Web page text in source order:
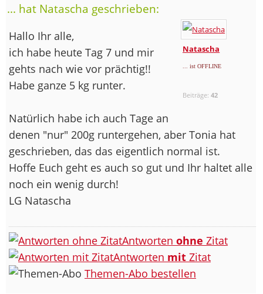
... hat Natascha geschrieben:
Natascha
... ist OFFLINE
Beiträge:42
Hallo Ihr alle,
ich habe heute Tag 7 und mir
gehts nach wie vor prächtig!!
Habe ganze 5 kg runter.
Natürlich habe ich auch Tage an
denen "nur" 200g runtergehen, aber Tonia hat
geschrieben, das das eigentlich normal ist.
Hoffe Euch geht es auch so gut und Ihr haltet alle
noch ein wenig durch!
LG Natascha
Antworten ohne Zitat
Antworten mit Zitat
Themen-Abo bestellen